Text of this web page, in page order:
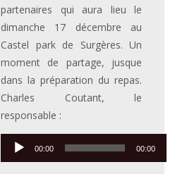
partenaires qui aura lieu le
dimanche 17 décembre au
Castel park de Surgères. Un
moment de partage, jusque
dans la préparation du repas.
Charles Coutant, le
responsable :
Lecteur
audio
00:00 00:00